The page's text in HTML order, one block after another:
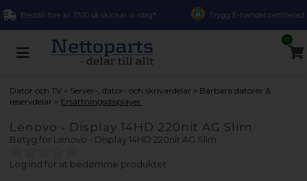
Beställ före kl. 17.00 så skickar vi idag* Trygg E-handel certifierad
0
Dator och TV » Server-, dator- och skrivardelar » Bärbara datorer &
reservdelar » Ersättningsdisplayer
Lenovo - Display 14HD 220nit AG Slim
Betyg för Lenovo - Display 14HD 220nit AG Slim
Log ind for at bedømme produktet